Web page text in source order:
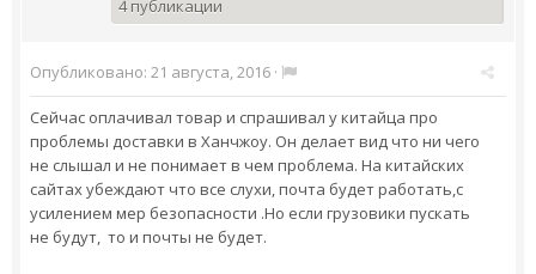
4 публикации
Опубликовано: 21 августа, 2016 ·
Сейчас оплачивал товар и спрашивал у китайца про
проблемы доставки в Ханчжоу. Он делает вид что ни чего
не слышал и не понимает в чем проблема. На китайских
сайтах убеждают что все слухи, почта будет работать,с
усилением мер безопасности .Но если грузовики пускать
не будут, то и почты не будет.